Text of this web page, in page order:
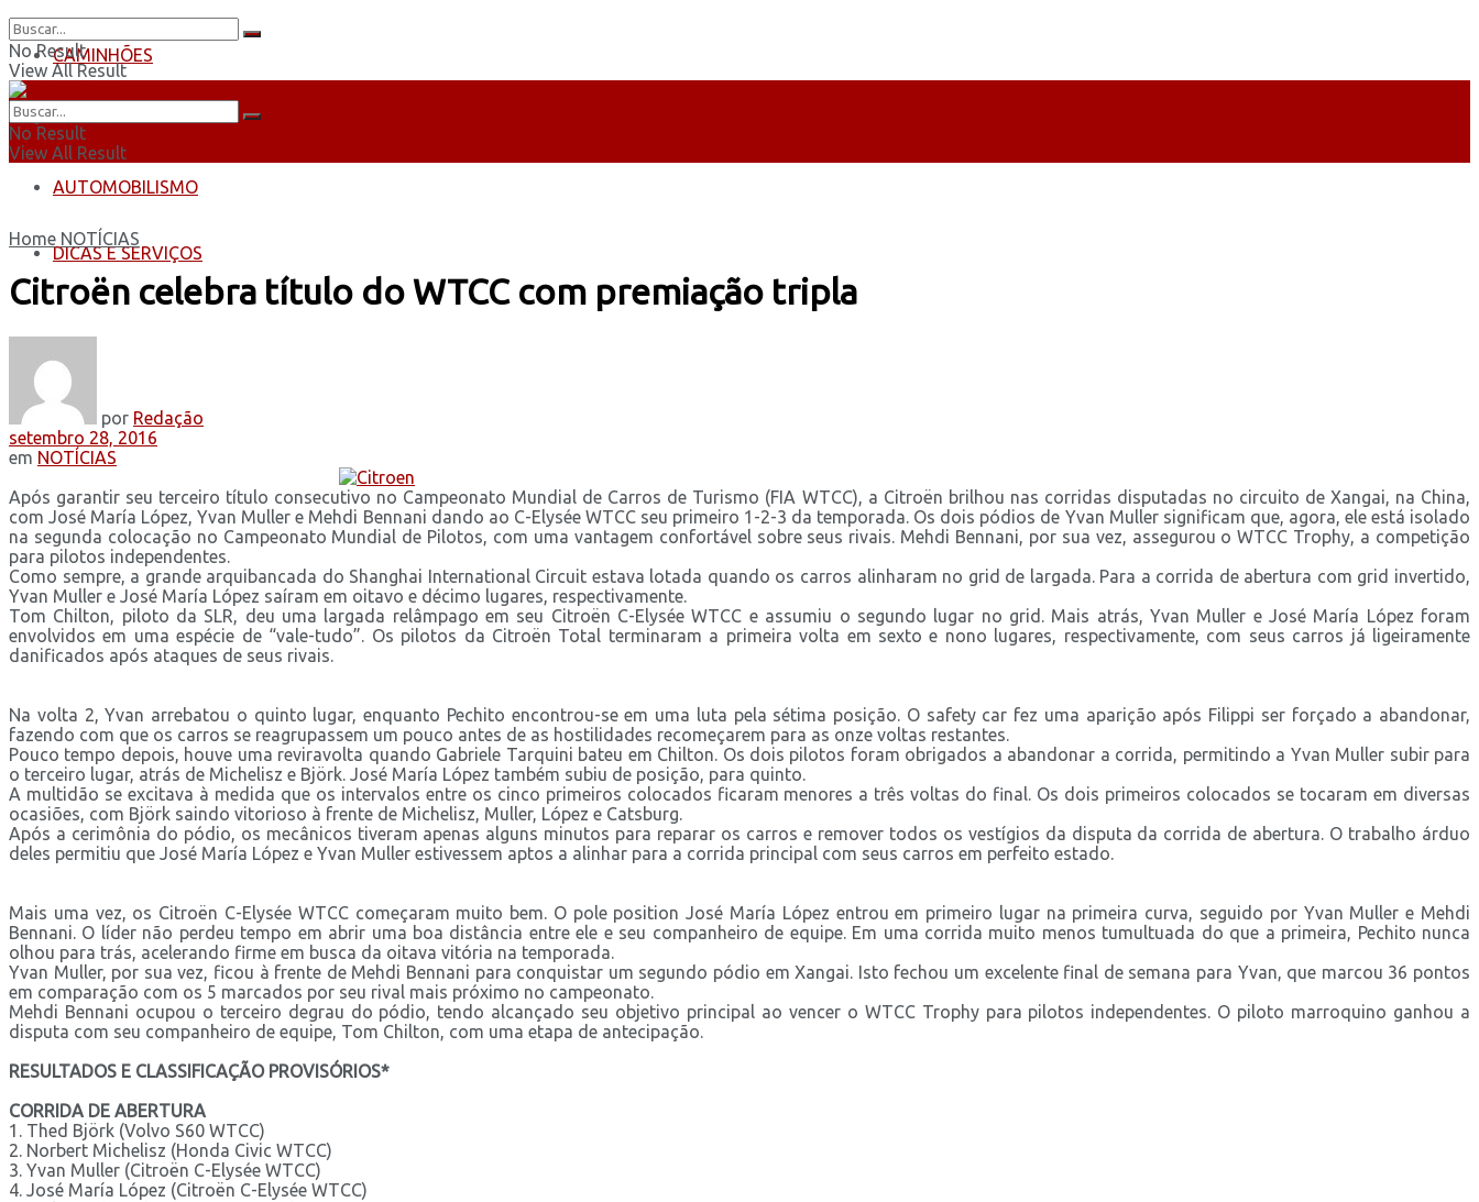
CAMINHÕES
ÔNIBUS
AUTOMOBILISMO
DICAS E SERVIÇOS
No Result
View All Result
No Result
View All Result
Home NOTÍCIAS
Citroën celebra título do WTCC com premiação tripla
por Redação
setembro 28, 2016
em NOTÍCIAS
Após garantir seu terceiro título consecutivo no Campeonato Mundial de Carros de Turismo (FIA WTCC), a Citroën brilhou nas corridas disputadas no circuito de Xangai, na China,
com José María López, Yvan Muller e Mehdi Bennani dando ao C-Elysée WTCC seu primeiro 1-2-3 da temporada. Os dois pódios de Yvan Muller significam que, agora, ele está isolado
na segunda colocação no Campeonato Mundial de Pilotos, com uma vantagem confortável sobre seus rivais. Mehdi Bennani, por sua vez, assegurou o WTCC Trophy, a competição
para pilotos independentes.
Como sempre, a grande arquibancada do Shanghai International Circuit estava lotada quando os carros alinharam no grid de largada. Para a corrida de abertura com grid invertido,
Yvan Muller e José María López saíram em oitavo e décimo lugares, respectivamente.
Tom Chilton, piloto da SLR, deu uma largada relâmpago em seu Citroën C-Elysée WTCC e assumiu o segundo lugar no grid. Mais atrás, Yvan Muller e José María López foram
envolvidos em uma espécie de “vale-tudo”. Os pilotos da Citroën Total terminaram a primeira volta em sexto e nono lugares, respectivamente, com seus carros já ligeiramente
danificados após ataques de seus rivais.
Na volta 2, Yvan arrebatou o quinto lugar, enquanto Pechito encontrou-se em uma luta pela sétima posição. O safety car fez uma aparição após Filippi ser forçado a abandonar,
fazendo com que os carros se reagrupassem um pouco antes de as hostilidades recomeçarem para as onze voltas restantes.
Pouco tempo depois, houve uma reviravolta quando Gabriele Tarquini bateu em Chilton. Os dois pilotos foram obrigados a abandonar a corrida, permitindo a Yvan Muller subir para
o terceiro lugar, atrás de Michelisz e Björk. José María López também subiu de posição, para quinto.
A multidão se excitava à medida que os intervalos entre os cinco primeiros colocados ficaram menores a três voltas do final. Os dois primeiros colocados se tocaram em diversas
ocasiões, com Björk saindo vitorioso à frente de Michelisz, Muller, López e Catsburg.
Após a cerimônia do pódio, os mecânicos tiveram apenas alguns minutos para reparar os carros e remover todos os vestígios da disputa da corrida de abertura. O trabalho árduo
deles permitiu que José María López e Yvan Muller estivessem aptos a alinhar para a corrida principal com seus carros em perfeito estado.
Mais uma vez, os Citroën C-Elysée WTCC começaram muito bem. O pole position José María López entrou em primeiro lugar na primeira curva, seguido por Yvan Muller e Mehdi
Bennani. O líder não perdeu tempo em abrir uma boa distância entre ele e seu companheiro de equipe. Em uma corrida muito menos tumultuada do que a primeira, Pechito nunca
olhou para trás, acelerando firme em busca da oitava vitória na temporada.
Yvan Muller, por sua vez, ficou à frente de Mehdi Bennani para conquistar um segundo pódio em Xangai. Isto fechou um excelente final de semana para Yvan, que marcou 36 pontos
em comparação com os 5 marcados por seu rival mais próximo no campeonato.
Mehdi Bennani ocupou o terceiro degrau do pódio, tendo alcançado seu objetivo principal ao vencer o WTCC Trophy para pilotos independentes. O piloto marroquino ganhou a
disputa com seu companheiro de equipe, Tom Chilton, com uma etapa de antecipação.
RESULTADOS E CLASSIFICAÇÃO PROVISÓRIOS*
CORRIDA DE ABERTURA
1. Thed Björk (Volvo S60 WTCC)
2. Norbert Michelisz (Honda Civic WTCC)
3. Yvan Muller (Citroën C-Elysée WTCC)
4. José María López (Citroën C-Elysée WTCC)